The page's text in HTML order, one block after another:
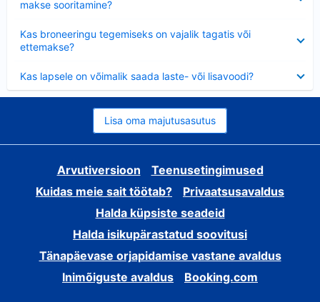
makse sooritamine?
Kas broneeringu tegemiseks on vajalik tagatis või
ettemakse?
Kas lapsele on võimalik saada laste- või lisavoodi?
Lisa oma majutusasutus
Arvutiversioon
Teenusetingimused
Kuidas meie sait töötab?
Privaatsusavaldus
Halda küpsiste seadeid
Halda isikupärastatud soovitusi
Tänapäevase orjapidamise vastane avaldus
Inimõiguste avaldus
Booking.com